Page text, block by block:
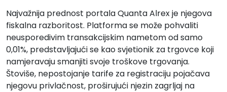
Najvažnija prednost portala Quanta Alrex je njegova
fiskalna razboritost. Platforma se može pohvaliti
neusporedivim transakcijskim nametom od samo
0,01%, predstavljajući se kao svjetionik za trgovce koji
namjeravaju smanjiti svoje troškove trgovanja.
Štoviše, nepostojanje tarife za registraciju pojačava
njegovu privlačnost, proširujući njezin zagrljaj na